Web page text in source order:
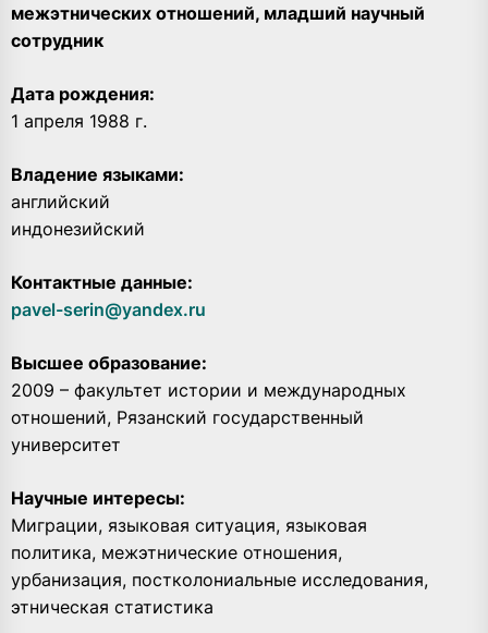
межэтнических отношений, младший научный
сотрудник
Дата рождения:
1 апреля 1988 г.
Владение языками:
английский
индонезийский
Контактные данные:
pavel-serin@yandex.ru
Высшее образование:
2009 – факультет истории и международных
отношений, Рязанский государственный
университет
Научные интересы:
Миграции, языковая ситуация, языковая
политика, межэтнические отношения,
урбанизация, постколониальные исследования,
этническая статистика